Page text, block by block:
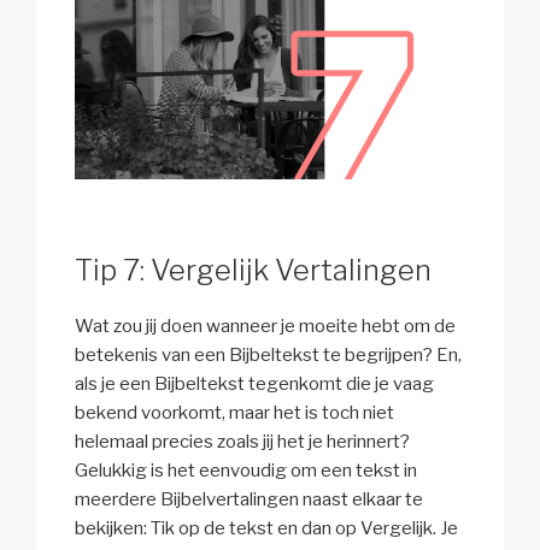
Tip 7: Vergelijk Vertalingen
Wat zou jij doen wanneer je moeite hebt om de
betekenis van een Bijbeltekst te begrijpen? En,
als je een Bijbeltekst tegenkomt die je vaag
bekend voorkomt, maar het is toch niet
helemaal precies zoals jij het je herinnert?
Gelukkig is het eenvoudig om een tekst in
meerdere Bijbelvertalingen naast elkaar te
bekijken: Tik op de tekst en dan op Vergelijk. Je